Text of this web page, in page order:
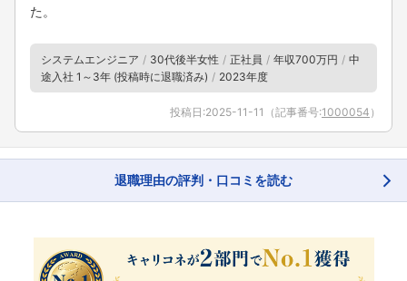
た。
システムエンジニア 30代後半女性 正社員 年収700万円
中
途入社 1～3年 (投稿時に退職済み)
2023年度
投稿日:2025-11-11 （記事番号:1000054 ）
退職理由の評判・口コミを読む